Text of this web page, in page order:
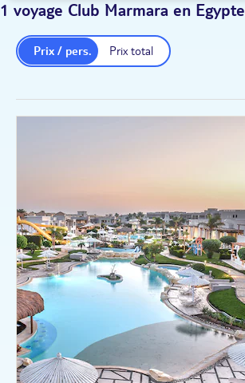
1 voyage Club Marmara en Egypte
Prix total
Prix / pers.